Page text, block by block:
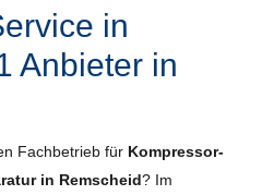
in
Anbieter in
Fachbetrieb für Kompressor-
in Remscheid? Im